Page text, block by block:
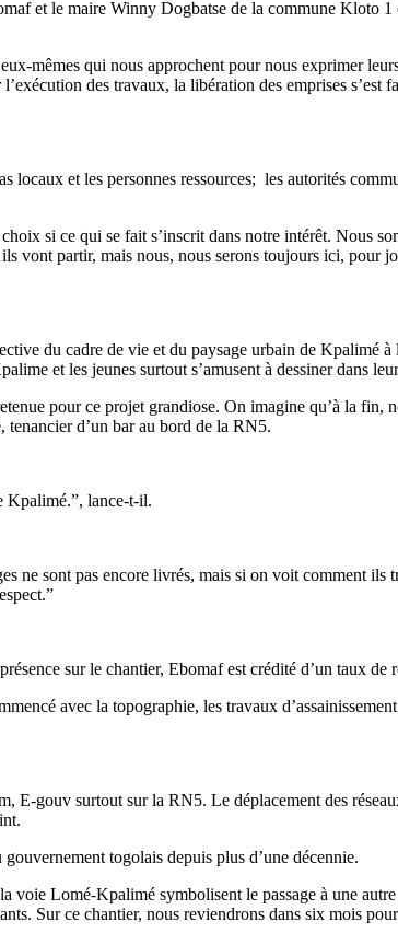
et le maire Winny Dogbatse de la commune Kloto
mêmes qui nous approchent pour nous exprimer
des travaux, la libération des emprises s’est
et les personnes ressources; les autorités
si ce qui se fait s’inscrit dans notre intérêt. Nous
vont partir, mais nous, nous serons toujours ici, pour
du cadre de vie et du paysage urbain de Kpalimé
et les jeunes surtout s’amusent à dessiner dans
pour ce projet grandiose. On imagine qu’à la fin,
tenancier d’un bar au bord de la RN5.
Kpalimé.”, lance-t-il.
ne sont pas encore livrés, mais si on voit comment ils
sur le chantier, Ebomaf est crédité d’un taux de
avec la topographie, les travaux
E-gouv surtout sur la RN5. Le déplacement des
togolais depuis plus d’une décennie.
Lomé-Kpalimé symbolisent le passage à une
Sur ce chantier, nous reviendrons dans six mois